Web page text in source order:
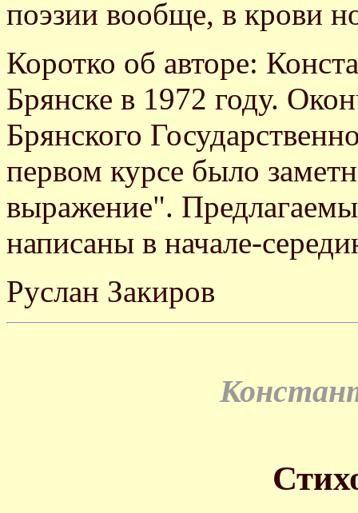
поэзии вообще, в крови
Коротко об авторе:
Брянске в 1972 году.
Брянского
первом курсе было
выражение".
написаны в начале-
Руслан Закиров